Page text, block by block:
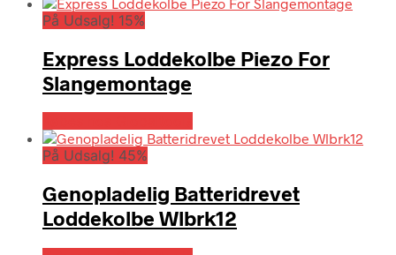
På Udsalg! 15%
Express Loddekolbe Piezo For
Slangemontage
På Udsalg! 45%
Genopladelig Batteridrevet
Loddekolbe Wlbrk12